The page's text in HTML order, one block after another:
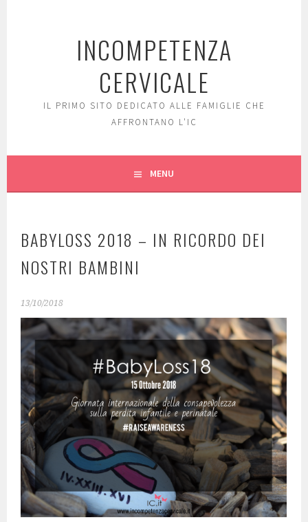
INCOMPETENZA
CERVICALE
IL PRIMO SITO DEDICATO ALLE FAMIGLIE CHE
AFFRONTANO L'IC
MENU
BABYLOSS 2018 – IN RICORDO DEI
NOSTRI BAMBINI
13/10/2018